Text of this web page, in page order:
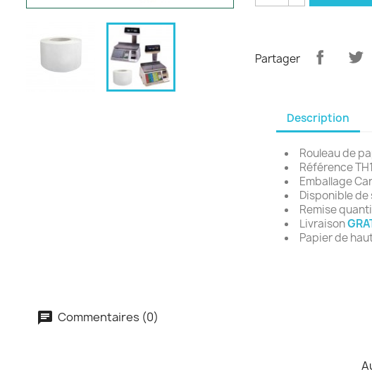
Partager
Description
Rouleau de
Référence
Emballage
Disponible
Remise
Livraison
Papier de
Commentaires (0)